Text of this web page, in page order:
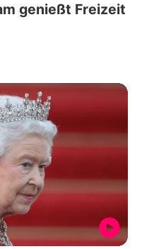
genießt Freizeit